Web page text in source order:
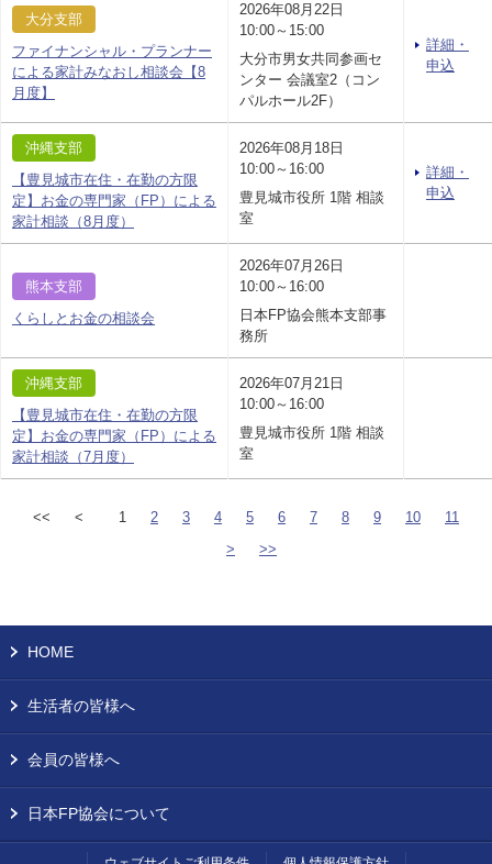
大分支部
ファイナンシャル・プランナー
による家計みなおし相談会【8
月度】
2026年08月22日
10:00～15:00
大分市男女共同参画セ
ンター 会議室2（コン
パルホール2F）
詳細・
申込
沖縄支部
【豊見城市在住・在勤の方限
定】お金の専門家（FP）による
家計相談（8月度）
2026年08月18日
10:00～16:00
豊見城市役所 1階 相談
室
詳細・
申込
熊本支部
くらしとお金の相談会
2026年07月26日
10:00～16:00
日本FP協会熊本支部事
務所
沖縄支部
【豊見城市在住・在勤の方限
定】お金の専門家（FP）による
家計相談（7月度）
2026年07月21日
10:00～16:00
豊見城市役所 1階 相談
室
<< < 1 2 3 4 5 6 7 8 9 10
11
>
>>
HOME
生活者の皆様へ
会員の皆様へ
日本FP協会について